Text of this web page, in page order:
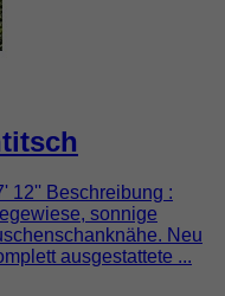
12'' Beschreibung :
sonnige
Neu
ausgestattete ...